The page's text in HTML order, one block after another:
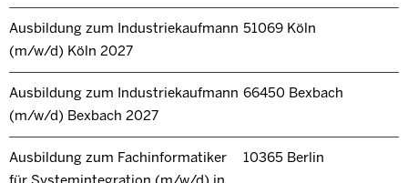
Ausbildung zum Industriekaufmann
(m/w/d) Köln 2027
51069 Köln
Ausbildung zum Industriekaufmann
(m/w/d) Bexbach 2027
66450 Bexbach
Ausbildung zum Fachinformatiker
10365 Berlin